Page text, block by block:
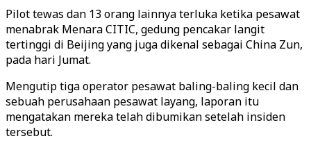
Pilot tewas dan 13 orang lainnya terluka ketika pesawat
menabrak Menara CITIC, gedung pencakar langit
tertinggi di Beijing yang juga dikenal sebagai China Zun,
pada hari Jumat.
Mengutip tiga operator pesawat baling-baling kecil dan
sebuah perusahaan pesawat layang, laporan itu
mengatakan mereka telah dibumikan setelah insiden
tersebut.